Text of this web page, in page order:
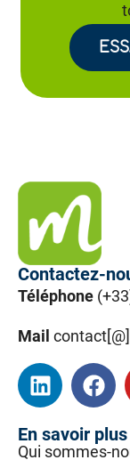
Contactez-
Téléphone
Mail
En savoir plus
Qui sommes-